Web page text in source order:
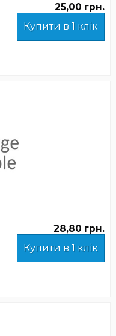
25,00 грн.
Купити в 1 клік
28,80 грн.
Купити в 1 клік